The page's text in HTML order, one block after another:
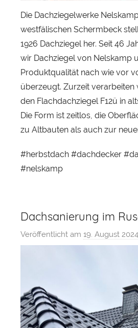
e
r
b
s
t
Die Dachziegelwerke
westfälischen Schermbeck
1926 Dachziegel her. Seit 46
wir Dachziegel von Nelskamp
Produktqualität nach wie vor
überzeugt. Zurzeit verarbeiten
den Flachdachziegel F12ü in
Die Form ist zeitlos, die
zu Altbauten als auch zur
#herbstdach #dachdecker
#nelskamp
Dachsanierung im
Veröffentlicht am 19. August 2024